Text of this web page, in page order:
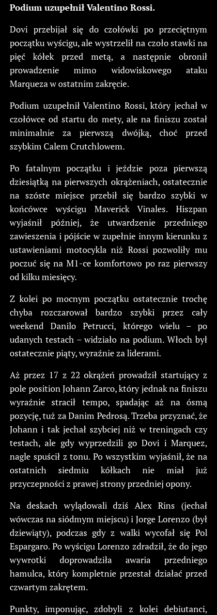
Podium uzupełnił Valentino Rossi.
Dovi przebijał się do czołówki po przeciętnym
początku wyścigu, ale wystrzelił na czoło stawki na
pięć kółek przed metą, a następnie obronił
prowadzenie mimo widowiskowego ataku
Marqueza w ostatnim zakręcie.
Podium uzupełnił Valentino Rossi, który jechał w
czołówce od startu do mety, ale na finiszu został
minimalnie za pierwszą dwójką, choć przed
szybkim Calem Crutchlowem.
Po fatalnym początku i jeździe poza pierwszą
dziesiątką na pierwszych okrążeniach, ostatecznie
na szóste miejsce przebił się bardzo szybki w
końcówce wyścigu Maverick Vinales. Hiszpan
wyjaśnił później, że utwardzenie przedniego
zawieszenia i pójście w zupełnie innym kierunku z
ustawieniami motocykla niż Rossi pozwoliły mu
poczuć się na M1-ce komfortowo po raz pierwszy
od kilku miesięcy.
Z kolei po mocnym początku ostatecznie trochę
chyba rozczarował bardzo szybki przez cały
weekend Danilo Petrucci, którego wielu – po
udanych testach – widziało na podium. Włoch był
ostatecznie piąty, wyraźnie za liderami.
Aż przez 17 z 22 okrążeń prowadził startujący z
pole position Johann Zarco, który jednak na finiszu
wyraźnie stracił tempo, spadając aż na ósmą
pozycję, tuż za Danim Pedrosą. Trzeba przyznać, że
Johann i tak jechał szybciej niż w treningach czy
testach, ale gdy wyprzedzili go Dovi i Marquez,
nagle spuścił z tonu. Po wszystkim wyjaśnił, że na
ostatnich siedmiu kółkach nie miał już
przyczepności z prawej strony przedniej opony.
Na deskach wylądowali dziś Alex Rins (jechał
wówczas na siódmym miejscu) i Jorge Lorenzo (był
dziewiąty), podczas gdy z walki wycofał się Pol
Espargaro. Po wyścigu Lorenzo zdradził, że do jego
wywrotki doprowadziła awaria przedniego
hamulca, który kompletnie przestał działać przed
czwartym zakrętem.
Punkty, imponując, zdobyli z kolei debiutanci,